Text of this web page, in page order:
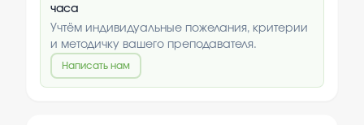
часа
Учтём индивидуальные пожелания, критерии
и методичку вашего преподавателя.
Написать нам